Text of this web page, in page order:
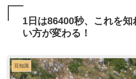
1日は86400秒、これを知
い方が変わる！
豆知識